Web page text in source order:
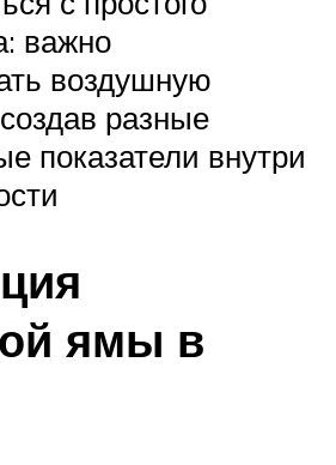
важно
воздушную
разные
показатели внутри
ямы в